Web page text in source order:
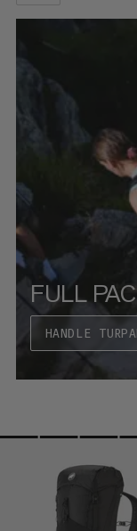
FULL
HANDLE